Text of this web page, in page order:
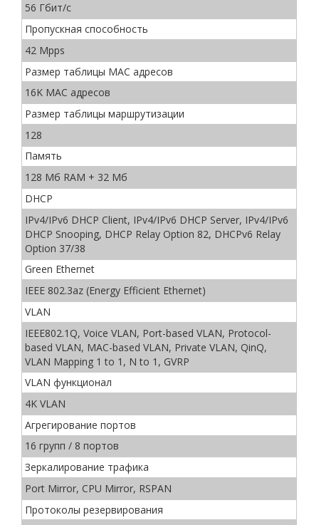
56 Гбит/с
Пропускная способность
42 Mpps
Размер таблицы MAC адресов
16K MAC адресов
Размер таблицы маршрутизации
128
Память
128 Мб RAM + 32 Мб
DHCP
IPv4/IPv6 DHCP Client, IPv4/IPv6 DHCP Server, IPv4/IPv6
DHCP Snooping, DHCP Relay Option 82, DHCPv6 Relay
Option 37/38
Green Ethernet
IEEE 802.3az (Energy Efficient Ethernet)
VLAN
IEEE802.1Q, Voice VLAN, Port-based VLAN, Protocol-
based VLAN, MAC-based VLAN, Private VLAN, QinQ,
VLAN Mapping 1 to 1, N to 1, GVRP
VLAN функционал
4K VLAN
Агрегирование портов
16 групп / 8 портов
Зеркалирование трафика
Port Mirror, CPU Mirror, RSPAN
Протоколы резервирования